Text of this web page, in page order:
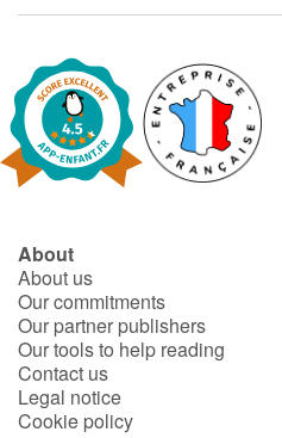
Fable, myth, literature and
Princesses and princes,
Ogres, monsters and witches
Heroines and Heroes
Ecology, nature, seasons
The animals
Travel, epic, investigation,
Around the world
About
About us
Our commitments
Our partner publishers
Our tools to help reading
Contact us
Legal notice
Cookie policy